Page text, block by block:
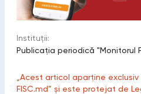
Instituții:
Publicaţia periodică "Monitorul
„Acest articol aparține exclusiv
FISC.md” și este protejat de